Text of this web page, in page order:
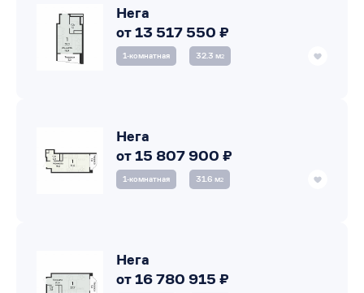
Нега
от 13 517 550 ₽
1‑комнатная 32.3 м2
Нега
от 15 807 900 ₽
1‑комнатная 31.6 м2
Нега
от 16 780 915 ₽